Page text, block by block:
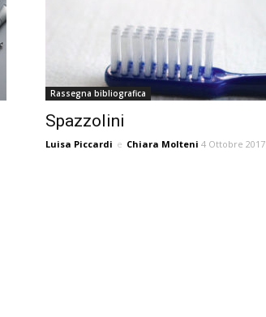
Rassegna bibliografica
Spazzolini
Luisa Piccardi e Chiara Molteni 4 Ottobre 2017